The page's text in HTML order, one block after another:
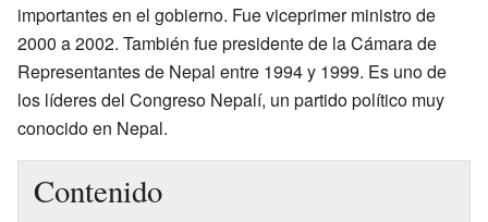
importantes en el gobierno. Fue viceprimer ministro de
2000 a 2002. También fue presidente de la Cámara de
Representantes de Nepal entre 1994 y 1999. Es uno de
los líderes del Congreso Nepalí, un partido político muy
conocido en Nepal.
Contenido